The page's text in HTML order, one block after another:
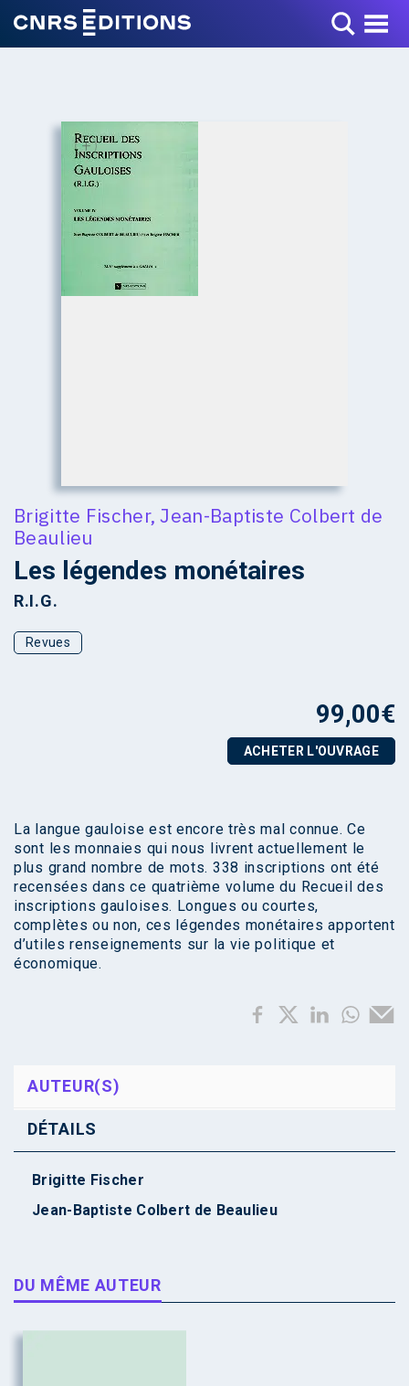
Toggle Menu
+
Brigitte Fischer,Jean-Baptiste Colbert de
Beaulieu
Les légendes monétaires
R.I.G.
Revues
99,00€
ACHETER L'OUVRAGE
La langue gauloise est encore très mal connue. Ce
sont les monnaies qui nous livrent actuellement le
plus grand nombre de mots. 338 inscriptions ont été
recensées dans ce quatrième volume du Recueil des
inscriptions gauloises. Longues ou courtes,
complètes ou non, ces légendes monétaires apportent
d’utiles renseignements sur la vie politique et
économique.
AUTEUR(S)
DÉTAILS
Brigitte Fischer
Jean-Baptiste Colbert de Beaulieu
DU MÊME AUTEUR